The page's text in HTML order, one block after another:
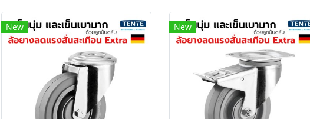
New New